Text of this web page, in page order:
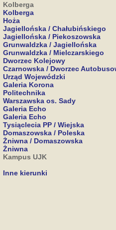
Kolberga
Kolberga
Hoża
Jagiellońska / Chałubińskiego
Jagiellońska / Piekoszowska
Grunwaldzka / Jagiellońska
Grunwaldzka / Mielczarskiego
Dworzec Kolejowy
Czarnowska / Dworzec
Urząd Wojewódzki
Galeria Korona
Politechnika
Warszawska os. Sady
Galeria Echo
Galeria Echo
Tysiąclecia PP / Wiejska
Domaszowska / Poleska
Żniwna / Domaszowska
Żniwna
Kampus UJK
Inne kierunki